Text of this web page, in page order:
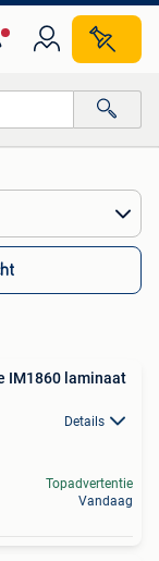
IM1860 laminaat
Details
Topadvertentie
Vandaag